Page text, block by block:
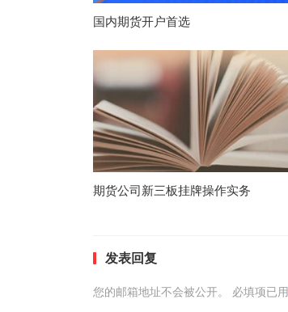
国内期货开户首选
期货公司新三板挂牌操作实务
发表回复
您的邮箱地址不会被公开。 必填项已用